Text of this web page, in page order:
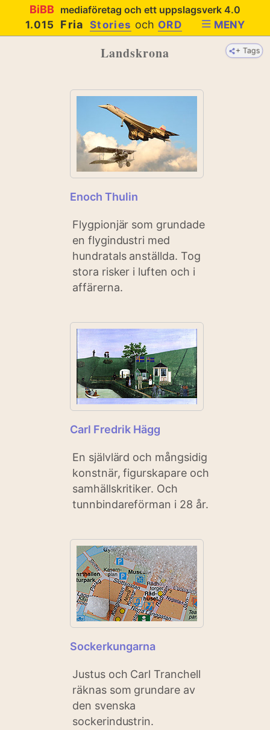
BiBB mediaföretag och ett uppslagsverk 4.0
1.015
FriaStories och ORD MENY
+ Tags
Landskrona
Enoch Thulin
Flygpionjär som grundade
en flygindustri med
hundratals anställda. Tog
stora risker i luften och i
affärerna.
Carl Fredrik Hägg
En självlärd och mångsidig
konstnär, figurskapare och
samhällskritiker. Och
tunnbindareförman i 28 år.
Sockerkungarna
Justus och Carl Tranchell
räknas som grundare av
den svenska
sockerindustrin.